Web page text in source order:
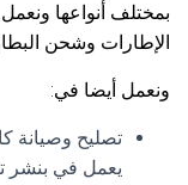
بمختلف أنواعها
الإطارات وشحن
ونعمل أيضا في:
تصليح وصيانة
يعمل في بنشر